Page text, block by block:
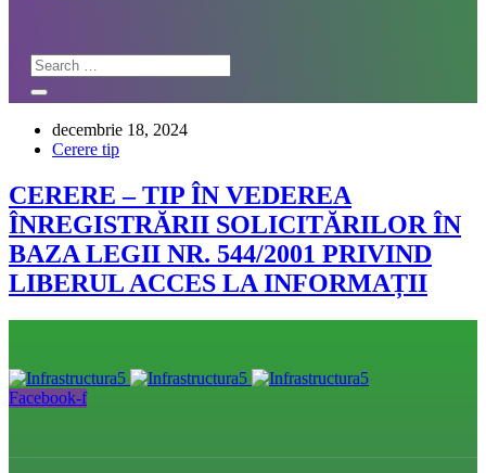
decembrie 18, 2024
Cerere tip
CERERE – TIP ÎN VEDEREA
ÎNREGISTRĂRII SOLICITĂRILOR ÎN
BAZA LEGII NR. 544/2001 PRIVIND
LIBERUL ACCES LA INFORMAȚII
Facebook-f